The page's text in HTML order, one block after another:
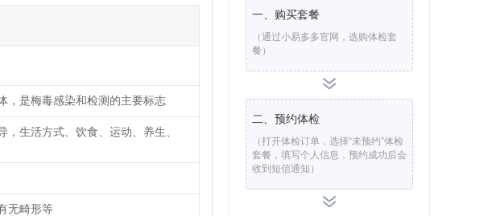
，是梅毒感染和检测的主要标志
生活方式、饮食、运动、养生、
无畸形等
一、购买套餐
（通过小易多多官网，选购体检套
餐）
二、预约体检
（打开体检订单，选择“未预约”体检
套餐，填写个人信息，预约成功后会
收到短信通知）